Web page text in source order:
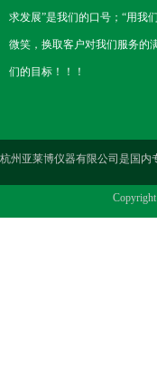
求发展”是我们的口号；“用我
微笑，换取客户对我们服务的
们的目标！！！
杭州亚莱博仪器有限公司是国内